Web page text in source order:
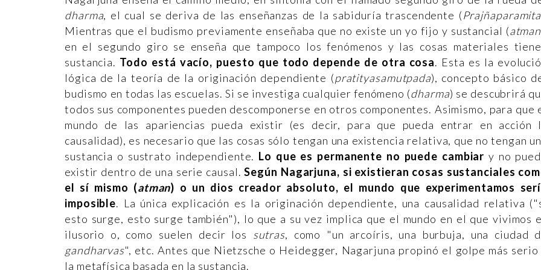
dharma, el cual se deriva de las enseñanzas de la sabiduría trascendente (Prajñaparamita
Mientras que el budismo previamente enseñaba que no existe un yo fijo y sustancial (atman
en el segundo giro se enseña que tampoco los fenómenos y las cosas materiales
sustancia. Todo está vacío, puesto que todo depende de otra cosa. Esta es la
lógica de la teoría de la originación dependiente (pratityasamutpada), concepto básico
budismo en todas las escuelas. Si se investiga cualquier fenómeno (dharma) se descubrirá
todos sus componentes pueden descomponerse en otros componentes. Asimismo, para que
mundo de las apariencias pueda existir (es decir, para que pueda entrar en acción
causalidad), es necesario que las cosas sólo tengan una existencia relativa, que no tengan
sustancia o sustrato independiente. Lo que es permanente no puede cambiar y no
existir dentro de una serie causal.Según Nagarjuna, si existieran cosas sustanciales
el sí mismo (atman) o un dios creador absoluto, el mundo que experimentamos
imposible. La única explicación es la originación dependiente, una causalidad relativa
esto surge, esto surge también"), lo que a su vez implica que el mundo en el que vivimos
ilusorio o, como suelen decir los sutras, como "un arcoíris, una burbuja, una ciudad
gandharvas", etc. Antes que Nietzsche o Heidegger, Nagarjuna propinó el golpe más serio
la metafísica basada en la sustancia.